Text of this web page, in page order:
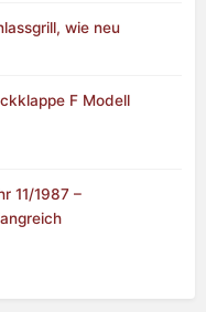
wie neu
F Modell
11/1987 –